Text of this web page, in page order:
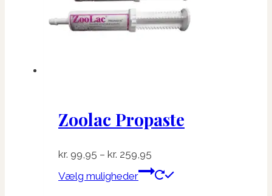
vælges
på
Zoolac Propaste
kr. 99,95 – kr. 259,95
kr. 99,95
Vælg muligheder
Dette